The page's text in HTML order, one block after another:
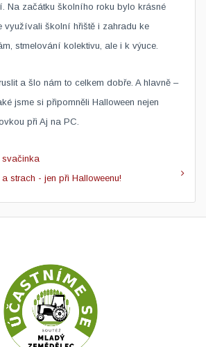
Na začátku školního roku bylo krásné
využívali školní hřiště i zahradu ke
stmelování kolektivu, ale i k výuce.
a šlo nám to celkem dobře. A hlavně –
jsme si připomněli Halloween nejen
při Aj na PC.
strach - jen při Halloweenu!